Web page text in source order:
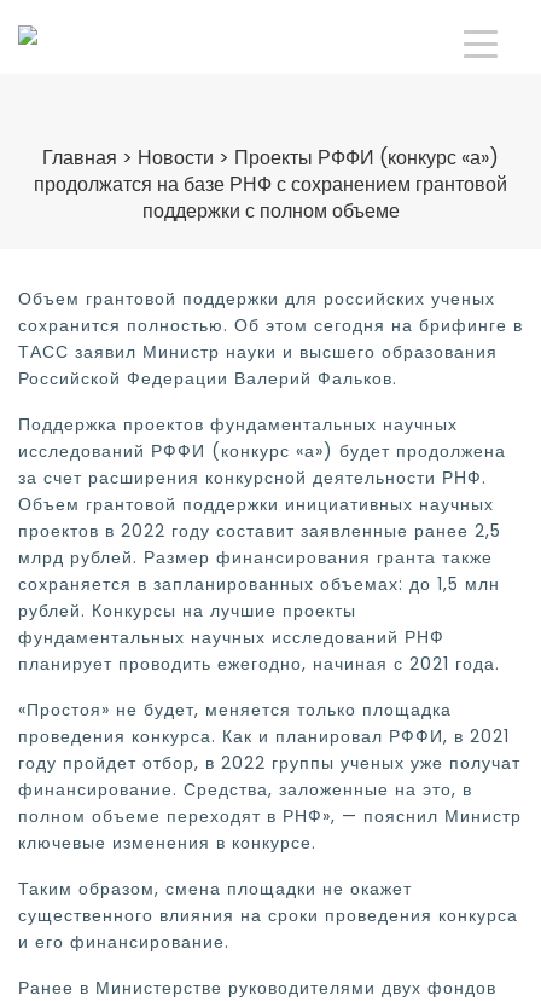
Главная > Новости > Проекты РФФИ (конкурс «а»)
продолжатся на базе РНФ с сохранением грантовой
поддержки с полном объеме
Объем грантовой поддержки для российских ученых
сохранится полностью. Об этом сегодня на брифинге в
ТАСС заявил Министр науки и высшего образования
Российской Федерации Валерий Фальков.
Поддержка проектов фундаментальных научных
исследований РФФИ (конкурс «а») будет продолжена
за счет расширения конкурсной деятельности РНФ.
Объем грантовой поддержки инициативных научных
проектов в 2022 году составит заявленные ранее 2,5
млрд рублей. Размер финансирования гранта также
сохраняется в запланированных объемах: до 1,5 млн
рублей. Конкурсы на лучшие проекты
фундаментальных научных исследований РНФ
планирует проводить ежегодно, начиная с 2021 года.
«Простоя» не будет, меняется только площадка
проведения конкурса. Как и планировал РФФИ, в 2021
году пройдет отбор, в 2022 группы ученых уже получат
финансирование. Средства, заложенные на это, в
полном объеме переходят в РНФ», — пояснил Министр
ключевые изменения в конкурсе.
Таким образом, смена площадки не окажет
существенного влияния на сроки проведения конкурса
и его финансирование.
Ранее в Министерстве руководителями двух фондов